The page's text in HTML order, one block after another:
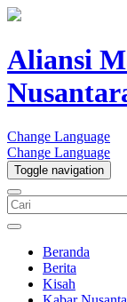
Aliansi
Change Language
Change Language
Toggle navigation
Beranda
Berita
Kisah